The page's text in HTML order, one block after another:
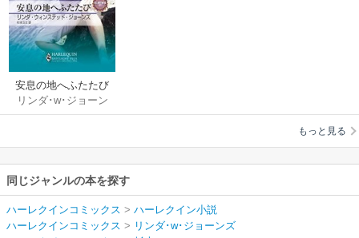
安息の地へふたたび
リンダ･w･ジョーン
ズ/杉本ユミ
もっと見る
同じジャンルの本を探す
ハーレクインコミックス > ハーレクイン小説
ハーレクインコミックス > リンダ･w･ジョーンズ